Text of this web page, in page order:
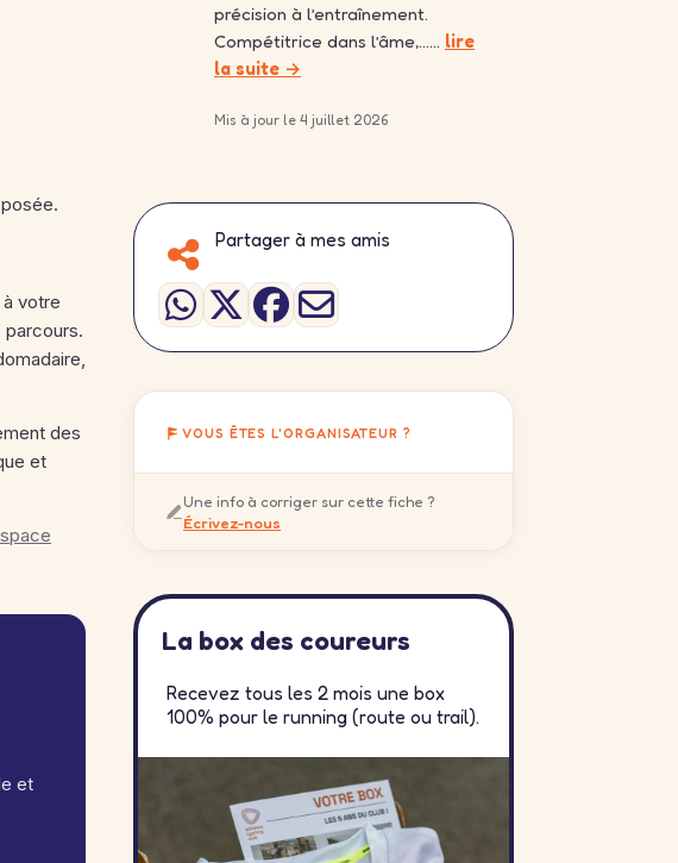
votre
des
et
et
précision à l’entraînement.
Compétitrice dans l’âme,…… lire
la suite →
Mis à jour le 4 juillet 2026
Partager à mes amis
VOUS ÊTES L'ORGANISATEUR ?
Une info à corriger sur cette fiche ?
Écrivez-nous
La box des coureurs
Recevez tous les 2 mois une box
100% pour le running (route ou trail).